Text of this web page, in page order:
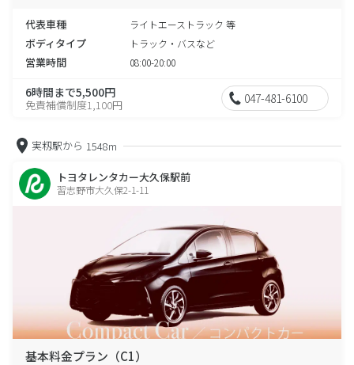
代表車種 ライトエーストラック 等
ボディタイプ トラック・バスなど
営業時間 08:00-20:00
6時間まで5,500円
免責補償制度1,100円 047-481-6100
実籾駅から 1548m
トヨタレンタカー大久保駅前
習志野市大久保2-1-11
基本料金プラン（C1）